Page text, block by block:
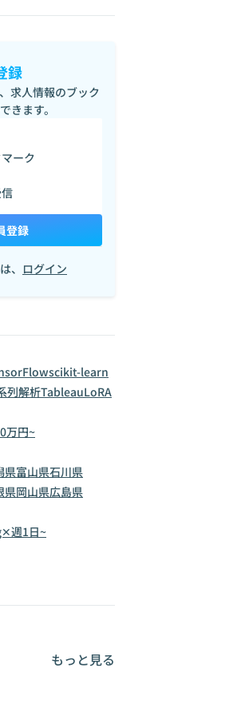
録
求人情報のブック
きます。
ーク
登録
、 ログイン
scikit-learn
列解析TableauLoRA
万円~
県富山県石川県
県岡山県広島県
週1日~
もっと見る